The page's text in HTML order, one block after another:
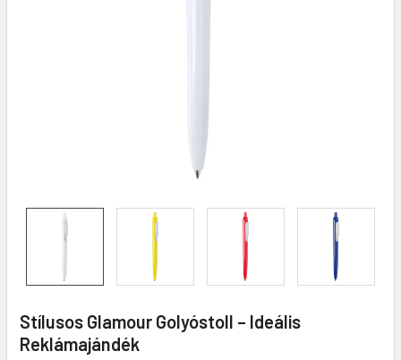
Stílusos Glamour Golyóstoll – Ideális
Reklámajándék